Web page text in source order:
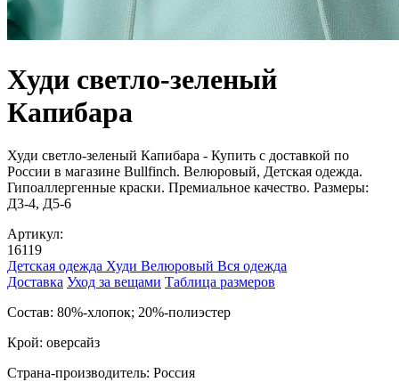
Худи светло-зеленый
Капибара
Худи светло-зеленый Капибара - Купить с доставкой по
России в магазине Bullfinch. Велюровый, Детская одежда.
Гипоаллергенные краски. Премиальное качество. Размеры:
Д3-4, Д5-6
Артикул:
16119
Детская одежда Худи Велюровый Вся одежда
Доставка Уход за вещами Таблица размеров
Состав: 80%-хлопок; 20%-полиэстер
Крой: оверсайз
Страна-производитель: Россия